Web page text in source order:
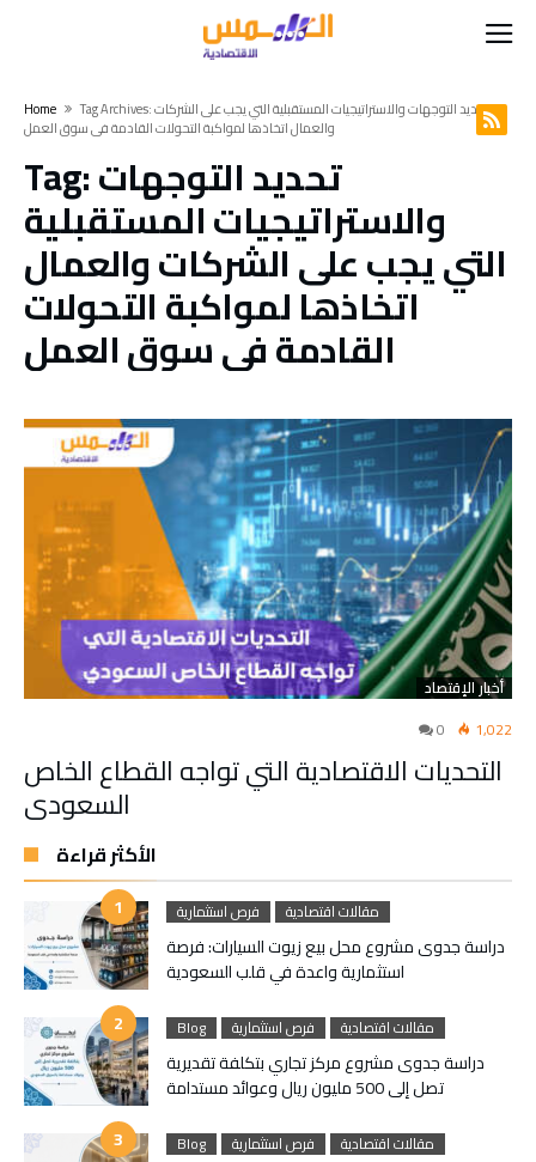
Home
Tag Archives: تحديد التوجهات والاستراتيجيات المستقبلية التي يجب على الشركات
والعمال اتخاذها لمواكبة التحولات القادمة في سوق العمل
Tag:تحديد التوجهات
والاستراتيجيات المستقبلية
التي يجب على الشركات والعمال
اتخاذها لمواكبة التحولات
القادمة في سوق العمل
أخبار الإقتصاد
0
1,022
التحديات الاقتصادية التي تواجه القطاع الخاص
السعودي
الأكثر قراءة
فرص استثمارية مقالات اقتصادية
دراسة جدوى مشروع محل بيع زيوت السيارات: فرصة
استثمارية واعدة في قلب السعودية
Blog فرص استثمارية مقالات اقتصادية
دراسة جدوى مشروع مركز تجاري بتكلفة تقديرية
تصل إلى 500 مليون ريال وعوائد مستدامة
Blog فرص استثمارية مقالات اقتصادية